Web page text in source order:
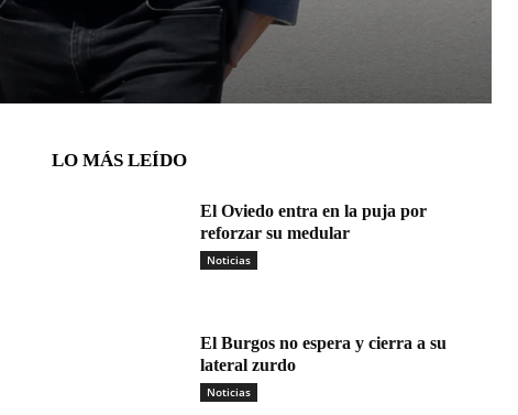
LO MÁS LEÍDO
El Oviedo entra en la puja por
reforzar su medular
Noticias
El Burgos no espera y cierra a su
lateral zurdo
Noticias